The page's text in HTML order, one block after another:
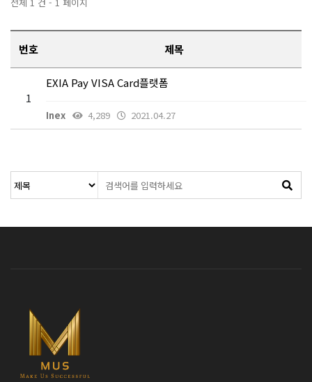
번호 제목
1
EXIA Pay VISA Card플랫폼
Inex 4,289 2021.04.27